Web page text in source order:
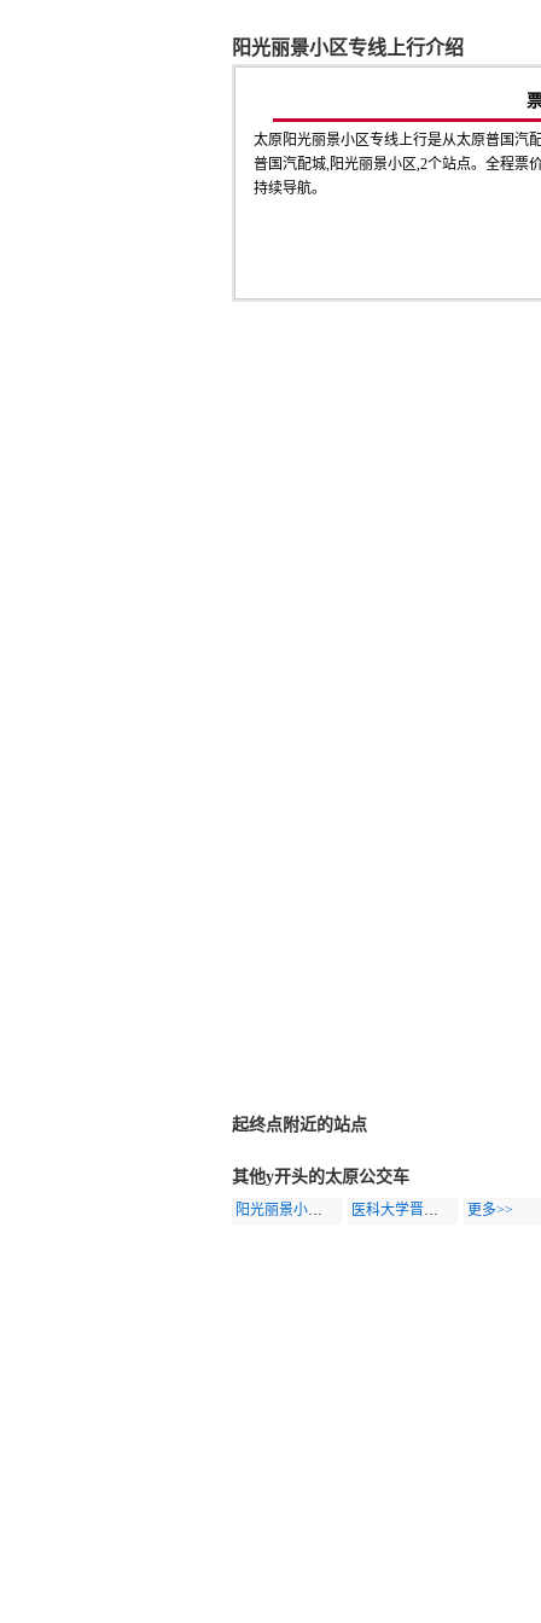
阳光丽景小区专线上行介绍
太原阳光丽景小区专线上行是从太原普国汽
普国汽配城,阳光丽景小区,2个站点。全程票
持续导航。
起终点附近的站点
其他y开头的太原公交车
阳光丽景小区专线 医科大学晋祠分院专线 更多>>